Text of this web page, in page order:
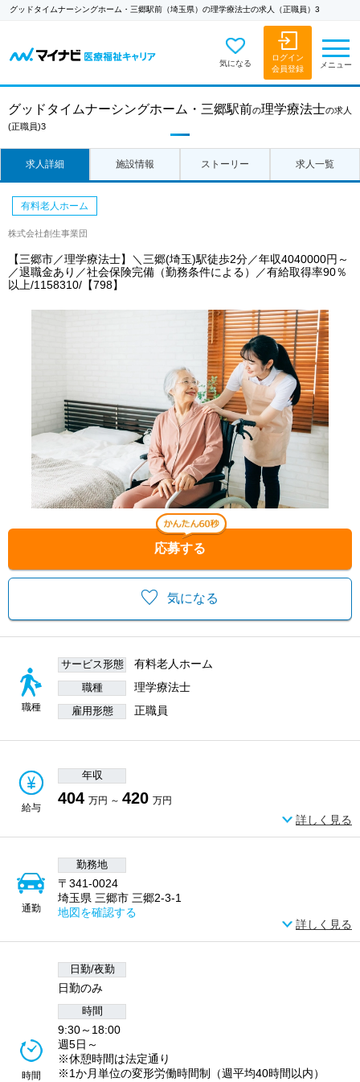
グッドタイムナーシングホーム・三郷駅前（埼玉県）の理学療法士の求人（正職員）3
気になる
ログイン
会員登録
メニュー
グッドタイムナーシングホーム・三郷駅前の理学療法士の求人
(正職員)3
求人詳細 施設情報 ストーリー 求人一覧
気になる
応募する
有料老人ホーム
株式会社創生事業団
【三郷市／理学療法士】＼三郷(埼玉)駅徒歩2分／年収4040000円～
／退職金あり／社会保険完備（勤務条件による）／有給取得率90％
以上/1158310/【798】
職種
サービス形態 有料老人ホーム
職種 理学療法士
雇用形態 正職員
給与
年収
404 万円 ～ 420 万円
詳しく見る
通勤
勤務地
〒341-0024
埼玉県 三郷市 三郷2-3-1
地図を確認する
詳しく見る
時間
日勤/夜勤
日勤のみ
時間
9:30～18:00
週5日～
※休憩時間は法定通り
※1か月単位の変形労働時間制（週平均40時間以内）